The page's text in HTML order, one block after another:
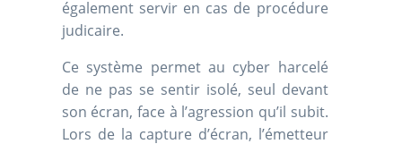
également servir en cas de procédure
judicaire.
Ce système permet au cyber harcelé
de ne pas se sentir isolé, seul devant
son écran, face à l’agression qu’il subit.
Lors de la capture d’écran, l’émetteur